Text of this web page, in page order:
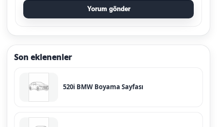
Yorum gönder
Son eklenenler
520i BMW Boyama Sayfası